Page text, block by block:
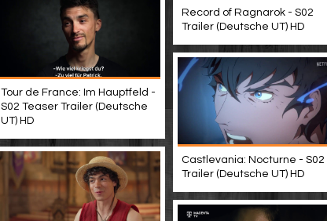
Record of Ragnarok - S02
Trailer (Deutsche UT) HD
Tour de France: Im Hauptfeld -
S02 Teaser Trailer (Deutsche
UT) HD
Castlevania: Nocturne - S02
Trailer (Deutsche UT) HD